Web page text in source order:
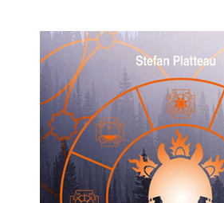
26 mai 2021 2 Comments
Lectures 2020
8 décembre 2020 1 Comment
EN CE MOMENT, JE LIS…